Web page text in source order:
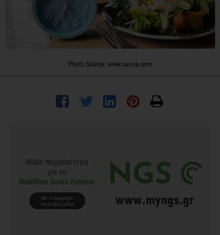
Photo Source: www.canva.com